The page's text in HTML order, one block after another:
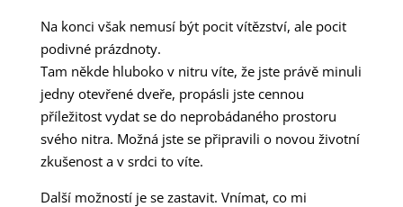
Na konci však nemusí být pocit vítězství, ale pocit
podivné prázdnoty.
Tam někde hluboko v nitru víte, že jste právě minuli
jedny otevřené dveře, propásli jste cennou
příležitost vydat se do neprobádaného prostoru
svého nitra. Možná jste se připravili o novou životní
zkušenost a v srdci to víte.
Další možností je se zastavit. Vnímat, co mi